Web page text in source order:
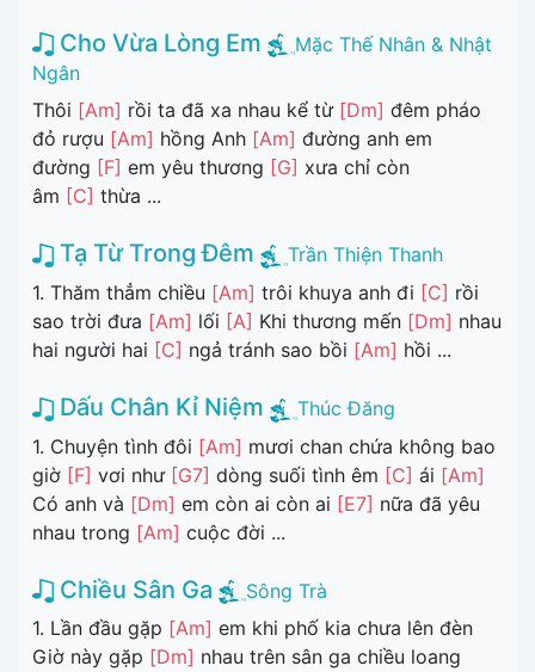
Cho Vừa Lòng Em
Mặc Thế Nhân & Nhật
Ngân
Thôi [Am] rồi ta đã xa nhau kể từ [Dm] đêm pháo
đỏ rượu [Am] hồng Anh [Am] đường anh em
đường [F] em yêu thương [G] xưa chỉ còn
âm [C] thừa ...
Tạ Từ Trong Đêm
Trần Thiện Thanh
1. Thăm thẳm chiều [Am] trôi khuya anh đi [C] rồi
sao trời đưa [Am] lối [A] Khi thương mến [Dm] nhau
hai người hai [C] ngả tránh sao bồi [Am] hồi ...
Dấu Chân Kỉ Niệm
Thúc Đăng
1. Chuyện tình đôi [Am] mươi chan chứa không bao
giờ [F] vơi như [G7] dòng suối tình êm [C] ái [Am]
Có anh và [Dm] em còn ai còn ai [E7] nữa đã yêu
nhau trong [Am] cuộc đời ...
Chiều Sân Ga
Sông Trà
1. Lần đầu gặp [Am] em khi phố kia chưa lên đèn
Giờ này gặp [Dm] nhau trên sân ga chiều loang